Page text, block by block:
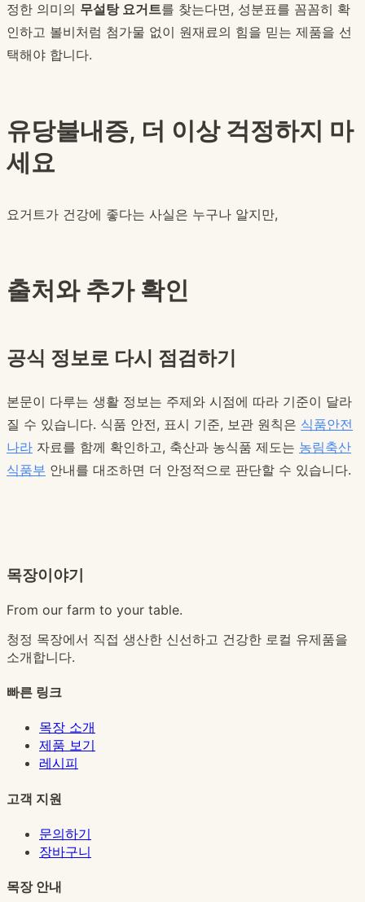
정한 의미의 무설탕 요거트를 찾는다면, 성분표를 꼼꼼히 확
인하고 볼비처럼 첨가물 없이 원재료의 힘을 믿는 제품을 선
택해야 합니다.
유당불내증, 더 이상 걱정하지 마
세요
요거트가 건강에 좋다는 사실은 누구나 알지만,
출처와 추가 확인
공식 정보로 다시 점검하기
본문이 다루는 생활 정보는 주제와 시점에 따라 기준이 달라
질 수 있습니다. 식품 안전, 표시 기준, 보관 원칙은 식품안전
나라 자료를 함께 확인하고, 축산과 농식품 제도는 농림축산
식품부 안내를 대조하면 더 안정적으로 판단할 수 있습니다.
목장이야기
From our farm to your table.
청정 목장에서 직접 생산한 신선하고 건강한 로컬 유제품을
소개합니다.
빠른 링크
목장 소개
제품 보기
레시피
고객 지원
문의하기
장바구니
목장 안내